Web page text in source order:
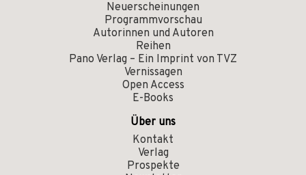
Neuerscheinungen
Programmvorschau
Autorinnen und Autoren
Reihen
Pano Verlag – Ein Imprint von TVZ
Vernissagen
Open Access
E-Books
Über uns
Kontakt
Verlag
Prospekte